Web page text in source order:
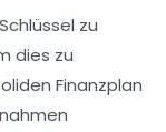
zu
dies zu
Finanzplan